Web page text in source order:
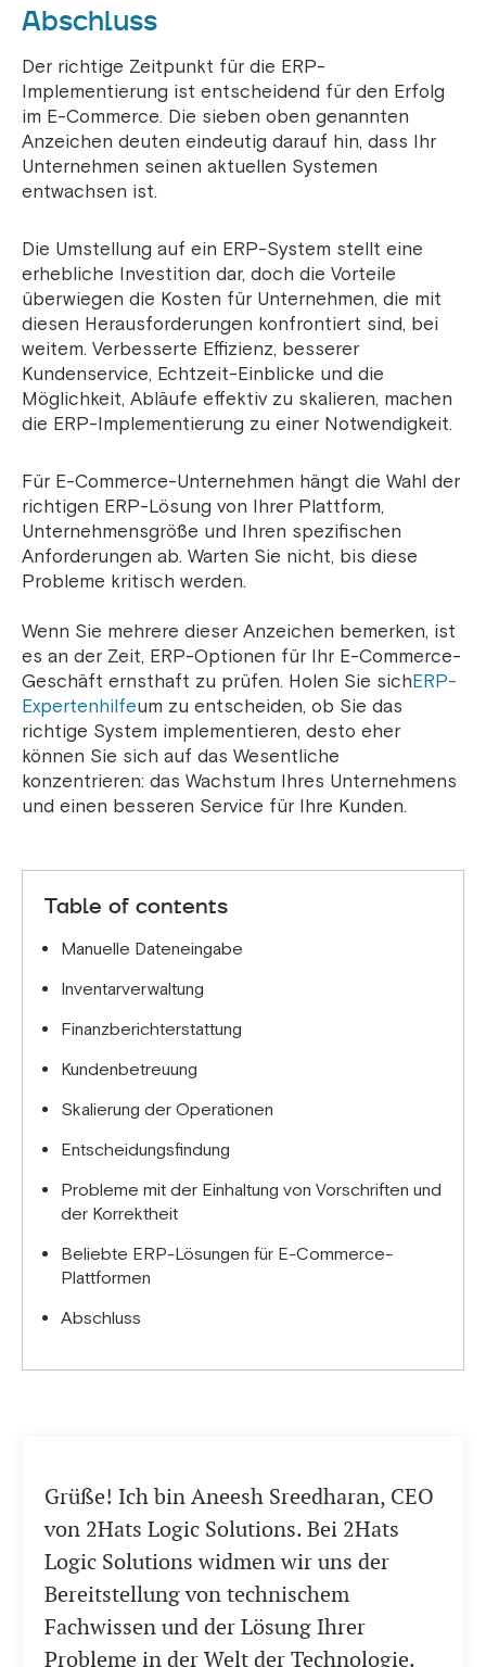
Abschluss
Der richtige Zeitpunkt für die ERP-
Implementierung ist entscheidend für den Erfolg
im E-Commerce. Die sieben oben genannten
Anzeichen deuten eindeutig darauf hin, dass Ihr
Unternehmen seinen aktuellen Systemen
entwachsen ist.
Die Umstellung auf ein ERP-System stellt eine
erhebliche Investition dar, doch die Vorteile
überwiegen die Kosten für Unternehmen, die mit
diesen Herausforderungen konfrontiert sind, bei
weitem. Verbesserte Effizienz, besserer
Kundenservice, Echtzeit-Einblicke und die
Möglichkeit, Abläufe effektiv zu skalieren, machen
die ERP-Implementierung zu einer Notwendigkeit.
Für E-Commerce-Unternehmen hängt die Wahl der
richtigen ERP-Lösung von Ihrer Plattform,
Unternehmensgröße und Ihren spezifischen
Anforderungen ab. Warten Sie nicht, bis diese
Probleme kritisch werden.
Wenn Sie mehrere dieser Anzeichen bemerken, ist
es an der Zeit, ERP-Optionen für Ihr E-Commerce-
Geschäft ernsthaft zu prüfen. Holen Sie sichERP-
Expertenhilfeum zu entscheiden, ob Sie das
richtige System implementieren, desto eher
können Sie sich auf das Wesentliche
konzentrieren: das Wachstum Ihres Unternehmens
und einen besseren Service für Ihre Kunden.
Table of contents
Manuelle Dateneingabe
Inventarverwaltung
Finanzberichterstattung
Kundenbetreuung
Skalierung der Operationen
Entscheidungsfindung
Probleme mit der Einhaltung von Vorschriften und
der Korrektheit
Beliebte ERP-Lösungen für E-Commerce-
Plattformen
Abschluss
Grüße! Ich bin Aneesh Sreedharan, CEO
von 2Hats Logic Solutions. Bei 2Hats
Logic Solutions widmen wir uns der
Bereitstellung von technischem
Fachwissen und der Lösung Ihrer
Probleme in der Welt der Technologie.